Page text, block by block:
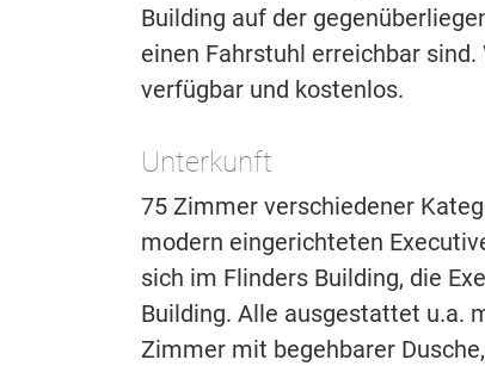
Building auf der
einen Fahrstuhl erreichbar
verfügbar und kostenlos.
Unterkunft
75 Zimmer verschiedener
modern eingerichteten
sich im Flinders Building, die
Building. Alle ausgestattet u.a.
Zimmer mit begehbarer